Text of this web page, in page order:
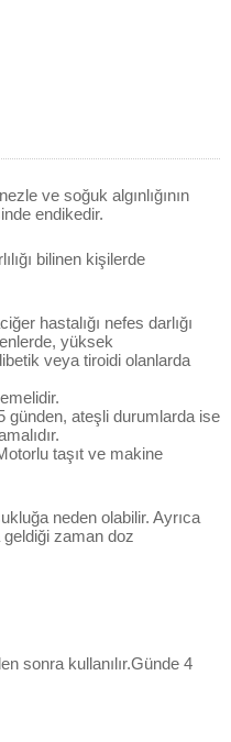
ve soğuk algınlığının
endikedir.
bilinen kişilerde
hastalığı nefes darlığı
yüksek
veya tiroidi olanlarda
günden, ateşli durumlarda ise
taşıt ve makine
neden olabilir. Ayrıca
zaman doz
sonra kullanılır.Günde 4